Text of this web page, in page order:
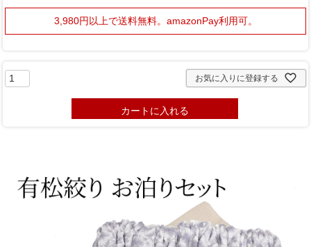
3,980円以上で送料無料。 amazonPay利用可。
お気に入りに登録する
カートに入れる